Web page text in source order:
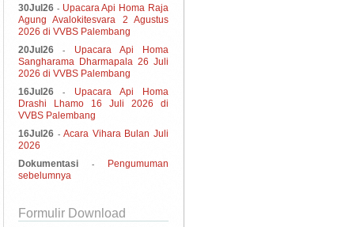
30Jul26 - Upacara Api Homa Raja
Agung Avalokitesvara 2 Agustus
2026 di VVBS Palembang
20Jul26
-
Upacara Api Homa
Sangharama Dharmapala 26 Juli
2026 di VVBS Palembang
16Jul26
-
Upacara Api Homa
Drashi Lhamo 16 Juli 2026 di
VVBS Palembang
16Jul26 -Acara Vihara Bulan Juli
2026
Dokumentasi
-
Pengumuman
sebelumnya
Formulir Download